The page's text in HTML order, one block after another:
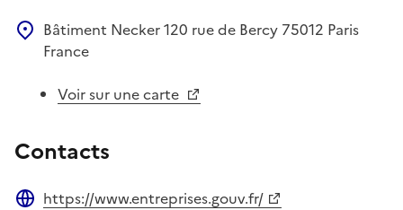
Bâtiment Necker120 rue de Bercy 75012 Paris
France
Voir sur une carte
Contacts
https://www.entreprises.gouv.fr/